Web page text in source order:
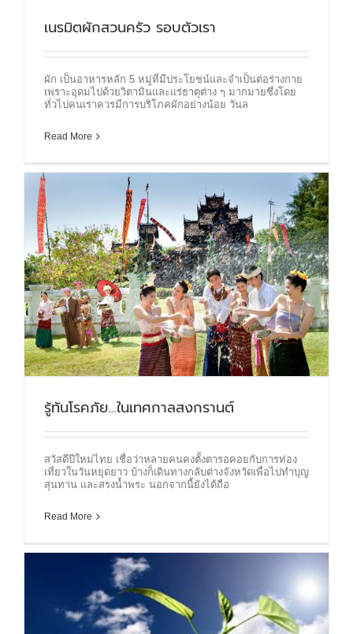
เนรมิตผักสวนครัว รอบตัวเรา
ผัก เป็นอาหารหลัก 5 หมู่ที่มีประโยชน์และจำเป็นต่อร่างกาย
เพราะอุดมไปด้วยวิตามินและแร่ธาตุต่าง ๆ มากมายซึ่งโดย
ทั่วไปคนเราควรมีการบริโภคผักอย่างน้อย วันล
Read More
รู้ทันโรคภัย…ในเทศกาลสงกรานต์
สวัสดีปีใหม่ไทย เชื่อว่าหลายคนคงตั้งตารอคอยกับการท่อง
เที่ยวในวันหยุดยาว บ้างก็เดินทางกลับต่างจังหวัดเพื่อไปทำบุญ
สุนทาน และสรงน้ำพระ นอกจากนี้ยังได้ถือ
Read More